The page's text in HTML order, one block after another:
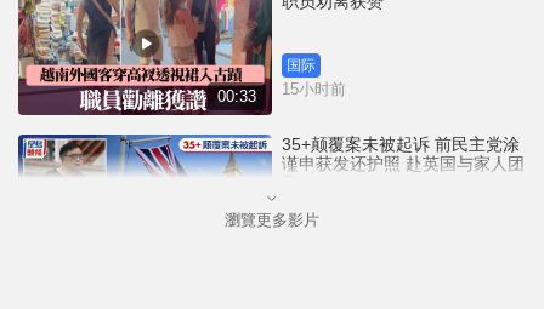
00:33
国际
15小时前
35+颠覆案未被起诉 前民主党涂
谨申获发还护照 赴英国与家人团
港闻
瀏覽更多影片